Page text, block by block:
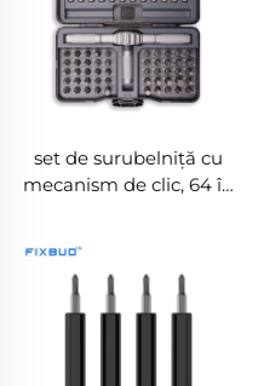
set de surubelniță cu
mecanism de clic, 64 în